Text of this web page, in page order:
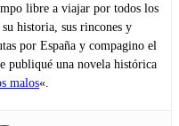
libre a viajar por todos los
historia, sus rincones y
por España y compagino el
publiqué una novela histórica
malos«.